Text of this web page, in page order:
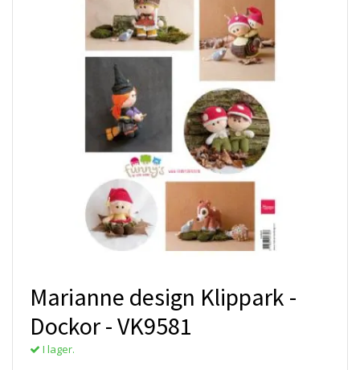
Marianne design Klippark -
Dockor - VK9581
I lager.